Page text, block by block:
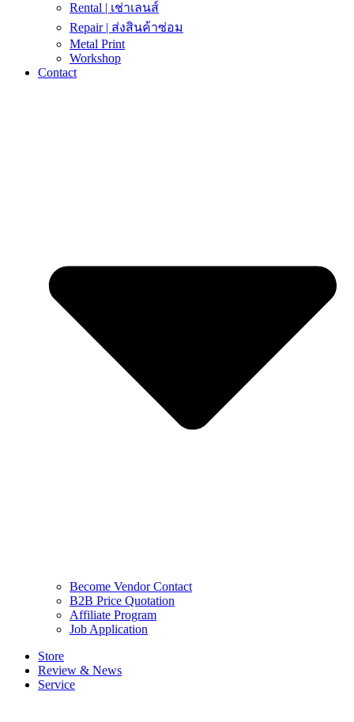
Rental | เช่าเลนส์
Repair | ส่งสินค้าซ่อม
Metal Print
Workshop
Contact
Become Vendor Contact
B2B Price Quotation
Affiliate Program
Job Application
Store
Review & News
Service